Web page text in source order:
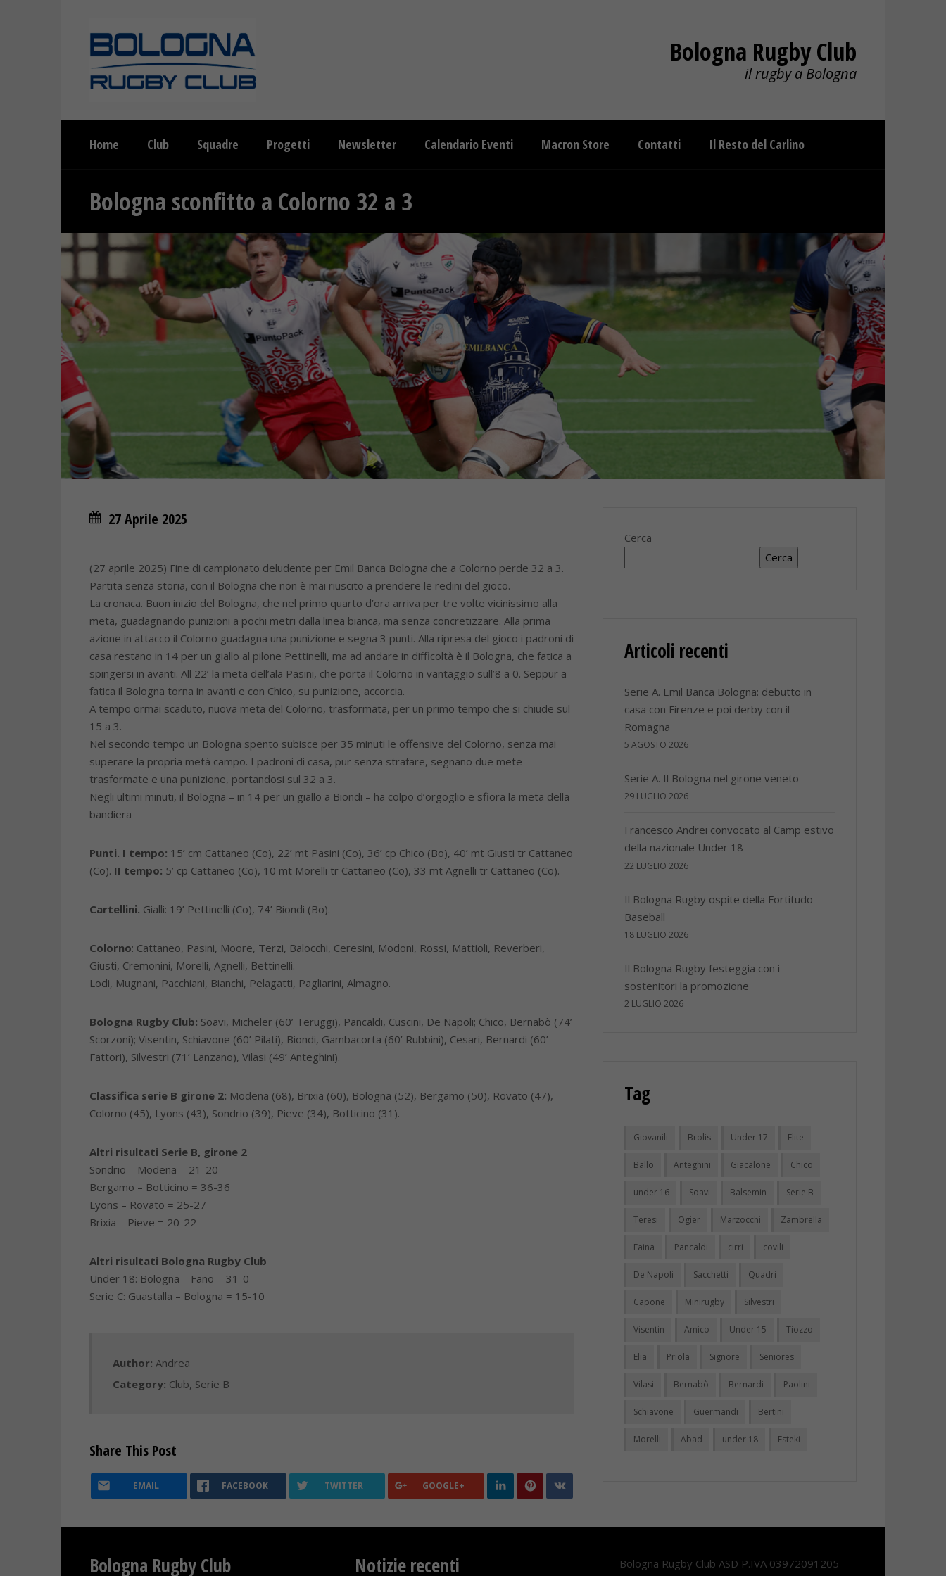
Bologna Rugby Club
il rugby a Bologna
Home Club Squadre Progetti Newsletter Calendario Eventi Macron Store Contatti Il Resto del Carlino
Bologna sconfitto a Colorno 32 a 3
27 Aprile 2025
(27 aprile 2025) Fine di campionato deludente per Emil Banca Bologna che a Colorno perde 32 a 3.
Partita senza storia, con il Bologna che non è mai riuscito a prendere le redini del gioco.
La cronaca. Buon inizio del Bologna, che nel primo quarto d’ora arriva per tre volte vicinissimo alla
meta, guadagnando punizioni a pochi metri dalla linea bianca, ma senza concretizzare. Alla prima
azione in attacco il Colorno guadagna una punizione e segna 3 punti. Alla ripresa del gioco i padroni di
casa restano in 14 per un giallo al pilone Pettinelli, ma ad andare in difficoltà è il Bologna, che fatica a
spingersi in avanti. All 22’ la meta dell’ala Pasini, che porta il Colorno in vantaggio sull’8 a 0. Seppur a
fatica il Bologna torna in avanti e con Chico, su punizione, accorcia.
A tempo ormai scaduto, nuova meta del Colorno, trasformata, per un primo tempo che si chiude sul
15 a 3.
Nel secondo tempo un Bologna spento subisce per 35 minuti le offensive del Colorno, senza mai
superare la propria metà campo. I padroni di casa, pur senza strafare, segnano due mete
trasformate e una punizione, portandosi sul 32 a 3.
Negli ultimi minuti, il Bologna – in 14 per un giallo a Biondi – ha colpo d’orgoglio e sfiora la meta della
bandiera
Punti. I tempo: 15’ cm Cattaneo (Co), 22’ mt Pasini (Co), 36’ cp Chico (Bo), 40’ mt Giusti tr Cattaneo
(Co). II tempo: 5’ cp Cattaneo (Co), 10 mt Morelli tr Cattaneo (Co), 33 mt Agnelli tr Cattaneo (Co).
Cartellini. Gialli: 19’ Pettinelli (Co), 74’ Biondi (Bo).
Colorno: Cattaneo, Pasini, Moore, Terzi, Balocchi, Ceresini, Modoni, Rossi, Mattioli, Reverberi,
Giusti, Cremonini, Morelli, Agnelli, Bettinelli.
Lodi, Mugnani, Pacchiani, Bianchi, Pelagatti, Pagliarini, Almagno.
Bologna Rugby Club: Soavi, Micheler (60’ Teruggi), Pancaldi, Cuscini, De Napoli; Chico, Bernabò (74’
Scorzoni); Visentin, Schiavone (60’ Pilati), Biondi, Gambacorta (60’ Rubbini), Cesari, Bernardi (60’
Fattori), Silvestri (71’ Lanzano), Vilasi (49’ Anteghini).
Classifica serie B girone 2: Modena (68), Brixia (60), Bologna (52), Bergamo (50), Rovato (47),
Colorno (45), Lyons (43), Sondrio (39), Pieve (34), Botticino (31).
Altri risultati Serie B, girone 2
Sondrio – Modena = 21-20
Bergamo – Botticino = 36-36
Lyons – Rovato = 25-27
Brixia – Pieve = 20-22
Altri risultati Bologna Rugby Club
Under 18: Bologna – Fano = 31-0
Serie C: Guastalla – Bologna = 15-10
Author: Andrea
Category: Club, Serie B
Share This Post
EMAIL FACEBOOK TWITTER GOOGLE+
Cerca
Cerca
Articoli recenti
Serie A. Emil Banca Bologna: debutto in
casa con Firenze e poi derby con il
Romagna
5 AGOSTO 2026
Serie A. Il Bologna nel girone veneto
29 LUGLIO 2026
Francesco Andrei convocato al Camp estivo
della nazionale Under 18
22 LUGLIO 2026
Il Bologna Rugby ospite della Fortitudo
Baseball
18 LUGLIO 2026
Il Bologna Rugby festeggia con i
sostenitori la promozione
2 LUGLIO 2026
Tag
Giovanili Brolis Under 17 Elite
Ballo Anteghini Giacalone Chico
under 16 Soavi Balsemin Serie B
Teresi Ogier Marzocchi Zambrella
Faina Pancaldi cirri covili
De Napoli Sacchetti Quadri
Capone Minirugby Silvestri
Visentin Amico Under 15 Tiozzo
Elia Priola Signore Seniores
Vilasi Bernabò Bernardi Paolini
Schiavone Guermandi Bertini
Morelli Abad under 18 Esteki
Bologna Rugby Club Notizie recenti Bologna Rugby Club ASD P.IVA 03972091205